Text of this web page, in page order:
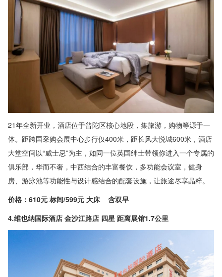
21年全新开业，酒店位于普陀区核心地段，集旅游，购物等源于一
体。距跨国采购会展中心步行仅400米，距长风大悦城600米，酒店
大堂空间以“威士忌”为主，如同一位英国绅士带领你进入一个专属的
俱乐部，华而不奢，中西结合的丰富餐饮，多功能会议室，健身
房、游泳池等功能性与设计感结合的配套设施，让旅途尽享晶粹。
价格：610元 标间/599元 大床 含双早
4.维也纳国际酒店 金沙江路店 四星 距离展馆1.7公里